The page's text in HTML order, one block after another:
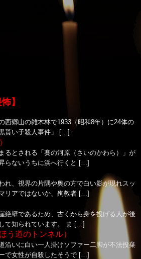
】
西郷山の雑木林で1933（昭和8年）に24体の
貰い子殺人事件」 […]
るとされる「賽の河原（さいのかわら）」が
らないうちに浜へ行くと […]
れ、視界の片隅や奥の方で白い影が現れスッ
リアではないか、殉教者 […]
絶壁であるため、古くから身を投げる人が後
て知られています。 ま […]
う道のトンネル）
沿いに白い一人掛けソファー二脚が不法投棄
で女性が自殺したそうで […]